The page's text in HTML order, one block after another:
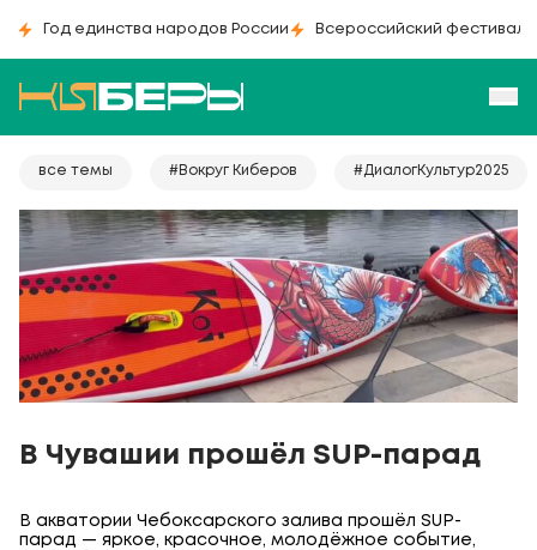
Год единства народов России Всероссийский фестиваль
все темы #Вокруг Киберов #ДиалогКультур2025
В Чувашии прошёл SUP-парад
В акватории Чебоксарского залива прошёл SUP-
парад — яркое, красочное, молодёжное событие,